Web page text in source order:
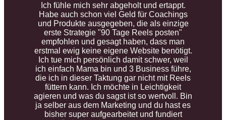
Ich fühle mich sehr abgeholt und ertappt.
Habe auch schon viel Geld für Coachings
und Produkte ausgegeben, die als einzige
erste Strategie "90 Tage Reels posten"
empfohlen und gesagt haben, dass man
erstmal ewig keine eigene Website benötigt.
Ich tue mich persönlich damit schwer, weil
ich einfach Mama bin und 3 Business führe,
die ich in dieser Taktung gar nicht mit Reels
füttern kann. Ich möchte in Leichtigkeit
agieren und was du sagst ist so wertvoll. Bin
ja selber aus dem Marketing und du hast es
bisher super aufgearbeitet und fundiert